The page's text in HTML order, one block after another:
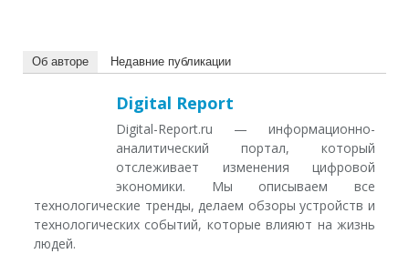
Об авторе Недавние публикации
Digital Report
Digital-Report.ru — информационно-
аналитический портал, который
отслеживает изменения цифровой
экономики. Мы описываем все
технологические тренды, делаем обзоры устройств и
технологических событий, которые влияют на жизнь
людей.